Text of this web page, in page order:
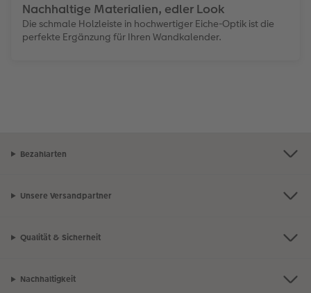
Nachhaltige Materialien, edler Look
Die schmale Holzleiste in hochwertiger Eiche-Optik ist die
perfekte Ergänzung für Ihren Wandkalender.
Bezahlarten
Unsere Versandpartner
Qualität & Sicherheit
Nachhaltigkeit